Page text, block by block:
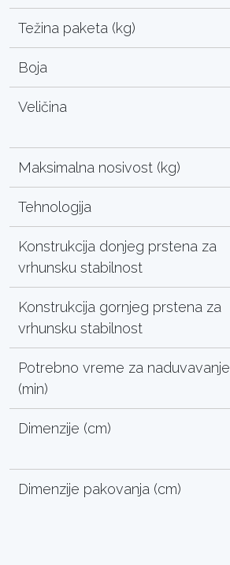
Težina paketa (kg)
Boja
Veličina
Maksimalna nosivost (kg)
Tehnologija
Konstrukcija donjeg prstena za
vrhunsku stabilnost
Konstrukcija gornjeg prstena za
vrhunsku stabilnost
Potrebno vreme za naduvavanje
(min)
Dimenzije (cm)
Dimenzije pakovanja (cm)